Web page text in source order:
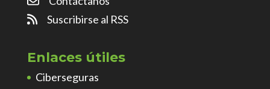
Suscribirse al RSS
Enlaces útiles
Ciberseguras